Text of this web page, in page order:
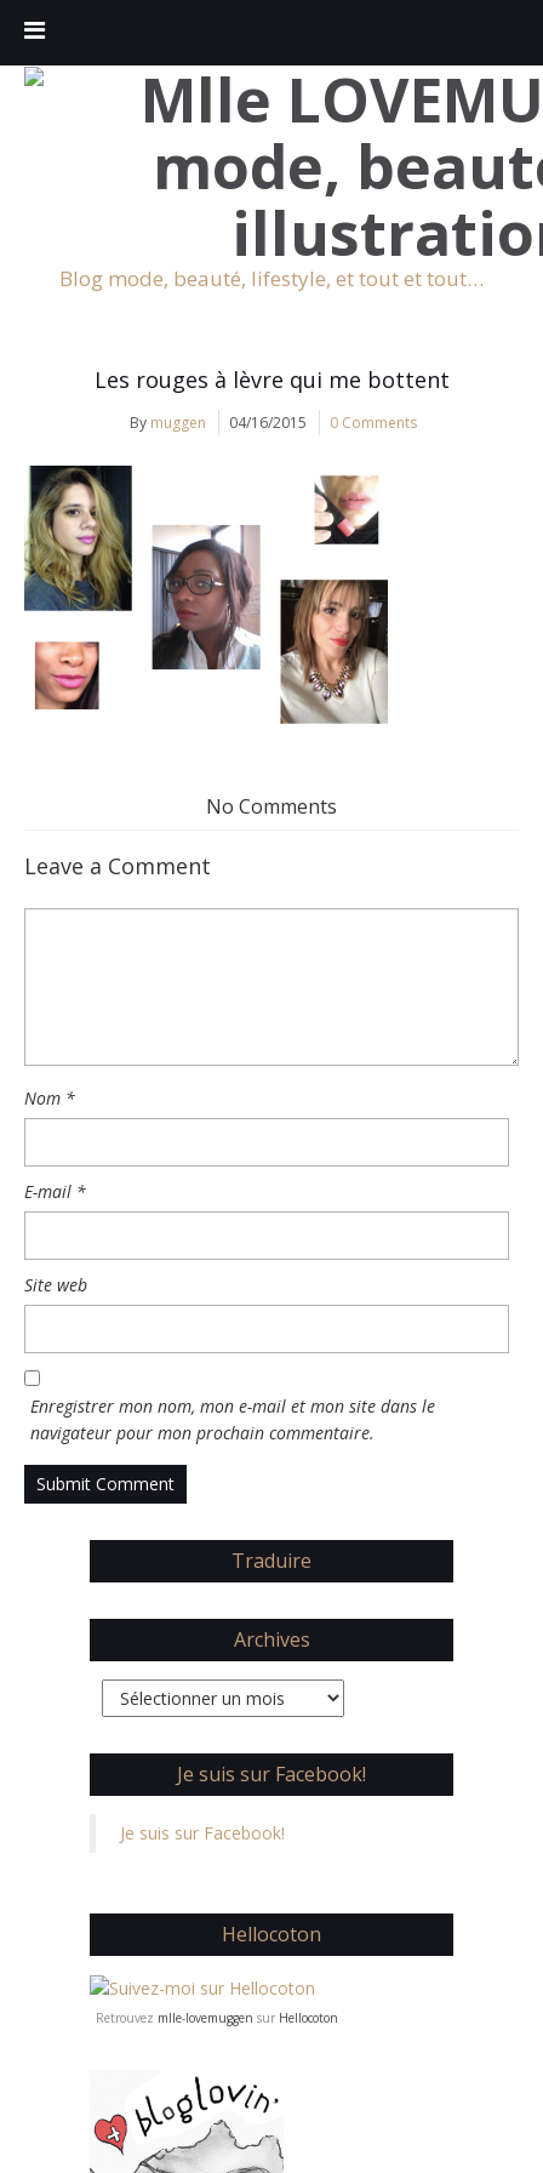
Blog mode, beauté, lifestyle, et tout et tout…
Les rouges à lèvre qui me bottent
By muggen 04/16/2015 0 Comments
No Comments
Leave a Comment
Nom *
E-mail *
Site web
Enregistrer mon nom, mon e-mail et mon site dans le
navigateur pour mon prochain commentaire.
Traduire
Archives
Archives
Je suis sur Facebook!
Je suis sur Facebook!
Hellocoton
Retrouvez mlle-lovemuggen sur Hellocoton